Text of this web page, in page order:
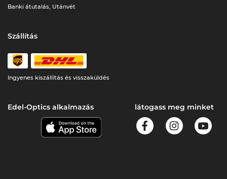
Banki átutalás, Utánvét
Szállítás
Ingyenes kiszállítás és visszaküldés
Edel-Optics alkalmazás látogass meg minket